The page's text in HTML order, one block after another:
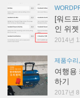
[워드
인 위
2014년
여행용
하기
2017년 8